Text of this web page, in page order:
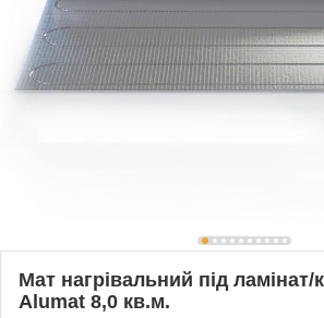
Мат нагрівальний під ламінат/
Alumat 8,0 кв.м.